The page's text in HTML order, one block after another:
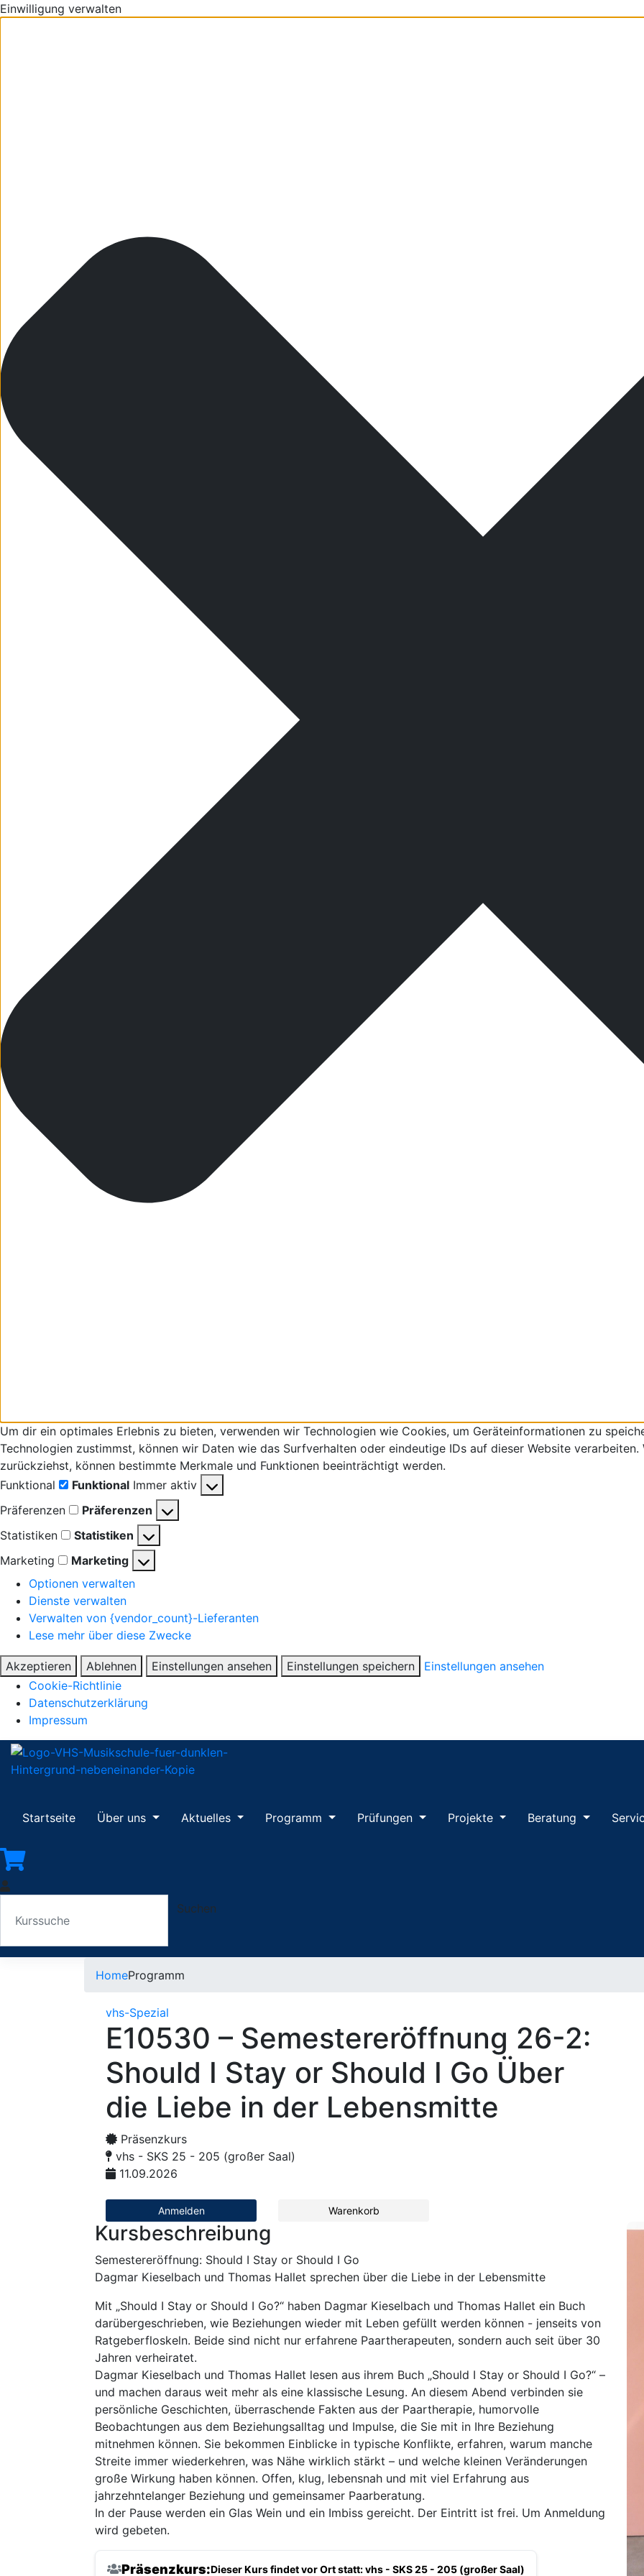
Einwilligung verwalten
Um dir ein optimales Erlebnis zu bieten, verwenden wir Technologien wie Cookies, um Geräteinformationen zu
Technologien zustimmst, können wir Daten wie das Surfverhalten oder eindeutige IDs auf dieser Website
zurückziehst, können bestimmte Merkmale und Funktionen beeinträchtigt werden.
Funktional
Funktional Immer aktiv
Präferenzen
Präferenzen
Statistiken
Statistiken
Marketing
Marketing
Optionen verwalten
Dienste verwalten
Verwalten von {vendor_count}-Lieferanten
Lese mehr über diese Zwecke
Akzeptieren Ablehnen Einstellungen ansehen Einstellungen speichern
Einstellungen ansehen
Cookie-Richtlinie
Datenschutzerklärung
Impressum
Startseite Über uns Aktuelles Programm Prüfungen Projekte Beratung
Suchen
HomeProgramm
vhs-Spezial
E10530 – Semestereröffnung 26-2:
Should I Stay or Should I Go Über
die Liebe in der Lebensmitte
Präsenzkurs
vhs - SKS 25 - 205 (großer Saal)
11.09.2026
Anmelden Warenkorb
Kursbeschreibung
Semestereröffnung: Should I Stay or Should I Go
Dagmar Kieselbach und Thomas Hallet sprechen über die Liebe in der Lebensmitte
Mit „Should I Stay or Should I Go?“ haben Dagmar Kieselbach und Thomas Hallet ein Buch
darübergeschrieben, wie Beziehungen wieder mit Leben gefüllt werden können - jenseits von
Ratgeberfloskeln. Beide sind nicht nur erfahrene Paartherapeuten, sondern auch seit über 30
Jahren verheiratet.
Dagmar Kieselbach und Thomas Hallet lesen aus ihrem Buch „Should I Stay or Should I Go?“ –
und machen daraus weit mehr als eine klassische Lesung. An diesem Abend verbinden sie
persönliche Geschichten, überraschende Fakten aus der Paartherapie, humorvolle
Beobachtungen aus dem Beziehungsalltag und Impulse, die Sie mit in Ihre Beziehung
mitnehmen können. Sie bekommen Einblicke in typische Konflikte, erfahren, warum manche
Streite immer wiederkehren, was Nähe wirklich stärkt – und welche kleinen Veränderungen
große Wirkung haben können. Offen, klug, lebensnah und mit viel Erfahrung aus
jahrzehntelanger Beziehung und gemeinsamer Paarberatung.
In der Pause werden ein Glas Wein und ein Imbiss gereicht. Der Eintritt ist frei. Um Anmeldung
wird gebeten.
Präsenzkurs:Dieser Kurs findet vor Ort statt: vhs - SKS 25 - 205 (großer Saal)